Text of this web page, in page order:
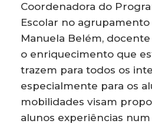
Coordenadora do
Escolar no agrupamento
Manuela Belém,
o enriquecimento que
trazem para todos os
especialmente para os
mobilidades visam
alunos experiências